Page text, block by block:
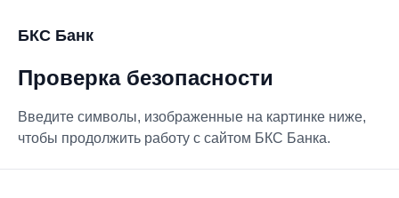
БКС Банк
Проверка безопасности
Введите символы, изображенные на картинке ниже,
чтобы продолжить работу с сайтом БКС Банка.